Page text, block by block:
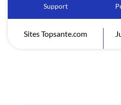
Support
Sites Topsante.com